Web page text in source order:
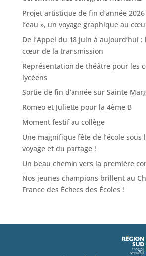
Projet artistique de fin d’année
l’eau », un voyage graphique au
De l’Appel du 18 juin à aujourd’hui :
cœur de la transmission
Représentation de théâtre pour les
lycéens
Sortie de fin d’année sur Sainte
Romeo et Juliette pour la 4ème B
Moment festif au collège
Une magnifique fête de l’école sous
voyage et du partage !
Un beau chemin vers la première
Nos jeunes champions brillent au
France des Échecs des Écoles !